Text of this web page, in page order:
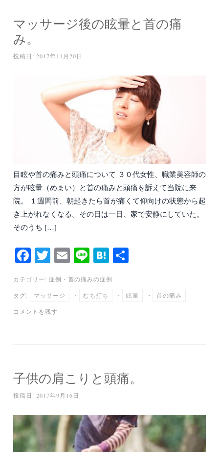
マッサージ後の眩暈と首の痛
み。
投稿日: 2017年11月20日
目眩や首の痛みと頭痛について ３０代女性、職業美容師の
方が眩暈（めまい）と首の痛みと頭痛を訴えて当院に来
院。 １週間前、朝起きたら首が痛くて仰向けの状態から起
き上がれなくなる。その日は一日、家で安静にしていた。
そのうち […]
Fa
ce
bo
ok
T
wi
tte
r
E
m
ail
Li
ne
H
at
en
カテゴリー: 症例 ・ 首の痛みの症例
タグ: マッサージ ・ むち打ち ・ 眩暈 ・ 首の痛み
コメントを残す
子供の肩こりと頭痛。
投稿日: 2017年9月16日